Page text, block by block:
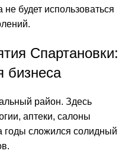
будет использоваться
Спартановки:
бизнеса
район. Здесь
аптеки, салоны
годы сложился солидный